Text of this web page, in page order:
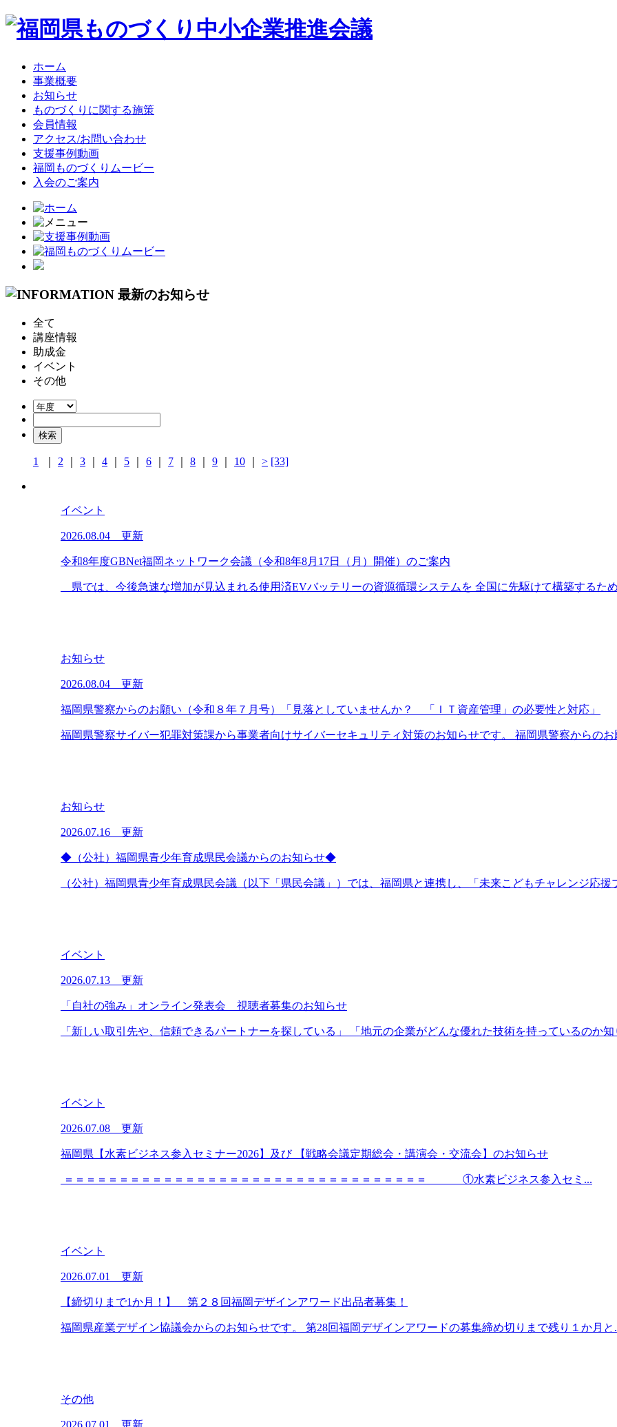
ホーム
事業概要
お知らせ
ものづくりに関する施策
会員情報
アクセス/お問い合わせ
支援事例動画
福岡ものづくりムービー
入会のご案内
全て
講座情報
助成金
イベント
その他
1 2 3 4 5 6 7 8 9 10 > [33]
イベント
2026.08.04 更新
令和8年度GBNet福岡ネットワーク会議（令和8年8月17日（月）開催）のご案内
県では、今後急速な増加が見込まれる使用済EVバッテリーの資源循環システムを 全国に先駆けて構築するた
お知らせ
2026.08.04 更新
福岡県警察からのお願い（令和８年７月号）「見落としていませんか？ 「ＩＴ資産管理」の必要性と対応」
福岡県警察サイバー犯罪対策課から事業者向けサイバーセキュリティ対策のお知らせです。 福岡県警察からのお
お知らせ
2026.07.16 更新
◆（公社）福岡県青少年育成県民会議からのお知らせ◆
（公社）福岡県青少年育成県民会議（以下「県民会議」）では、福岡県と連携し、「未来こどもチャレンジ応援
イベント
2026.07.13 更新
「自社の強み」オンライン発表会 視聴者募集のお知らせ
「新しい取引先や、信頼できるパートナーを探している」 「地元の企業がどんな優れた技術を持っているのか知
イベント
2026.07.08 更新
福岡県【水素ビジネス参入セミナー2026】及び 【戦略会議定期総会・講演会・交流会】のお知らせ
＝＝＝＝＝＝＝＝＝＝＝＝＝＝＝＝＝＝＝＝＝＝＝＝＝＝＝＝＝＝＝＝＝ ①水素ビジネス参入セミ...
イベント
2026.07.01 更新
【締切りまで1か月！】 第２８回福岡デザインアワード出品者募集！
福岡県産業デザイン協議会からのお知らせです。 第28回福岡デザインアワードの募集締め切りまで残り１か月と
その他